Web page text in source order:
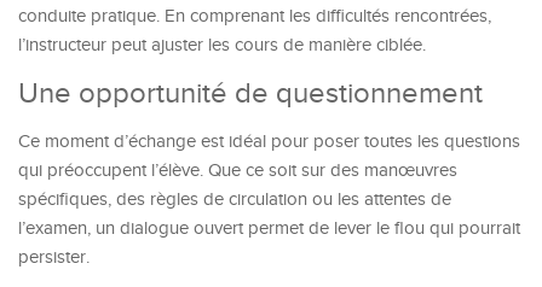
conduite pratique. En comprenant les difficultés rencontrées,
l’instructeur peut ajuster les cours de manière ciblée.
Une opportunité de questionnement
Ce moment d’échange est idéal pour poser toutes les questions
qui préoccupent l’élève. Que ce soit sur des manœuvres
spécifiques, des règles de circulation ou les attentes de
l’examen, un dialogue ouvert permet de lever le flou qui pourrait
persister.